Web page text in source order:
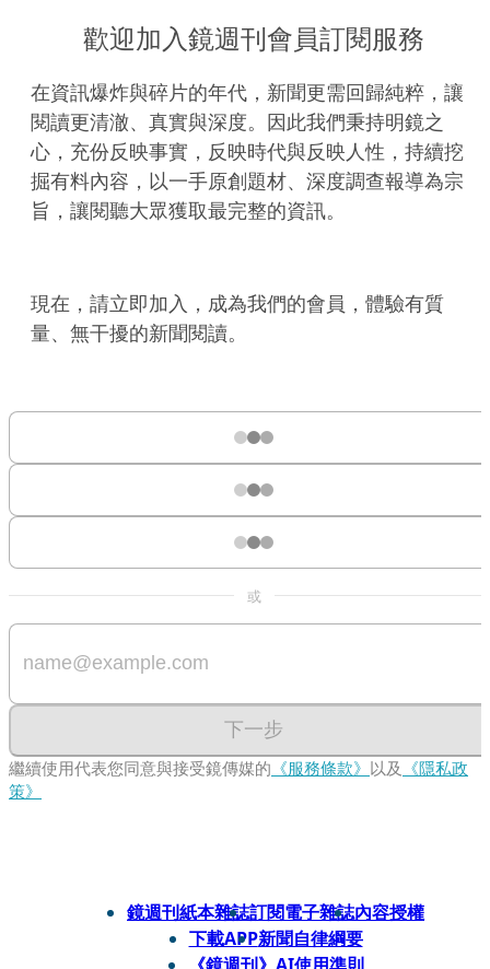
歡迎加入鏡週刊會員訂閱服務
在資訊爆炸與碎片的年代，新聞更需回歸純粹，讓
閱讀更清澈、真實與深度。因此我們秉持明鏡之
心，充份反映事實，反映時代與反映人性，持續挖
掘有料內容，以一手原創題材、深度調查報導為宗
旨，讓閱聽大眾獲取最完整的資訊。
現在，請立即加入，成為我們的會員，體驗有質
量、無干擾的新聞閱讀。
或
下一步
繼續使用代表您同意與接受鏡傳媒的 《服務條款》 以及 《隱私政
策》
鏡週刊紙本雜誌訂閱電子雜誌內容授權
下載APP新聞自律綱要